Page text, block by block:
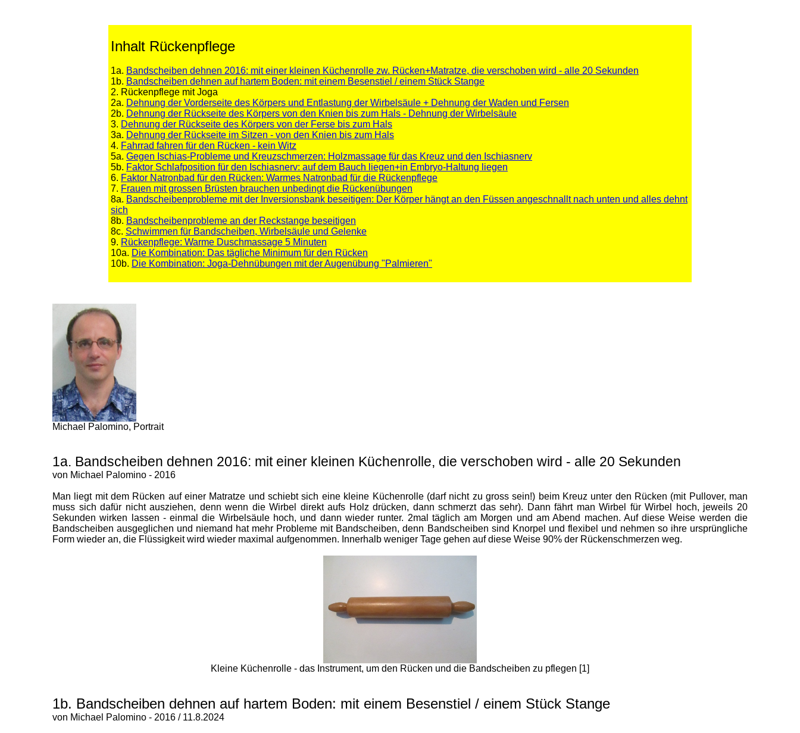
Inhalt Rückenpflege
1a. Bandscheiben dehnen 2016: mit einer kleinen Küchenrolle zw. Rücken+Matratze, die verschoben wird - alle 20 Sekunden
1b. Bandscheiben dehnen auf hartem Boden: mit einem Besenstiel / einem Stück Stange
2. Rückenpflege mit Joga
2a. Dehnung der Vorderseite des Körpers und Entlastung der Wirbelsäule + Dehnung der Waden und Fersen
2b. Dehnung der Rückseite des Körpers von den Knien bis zum Hals - Dehnung der Wirbelsäule
3. Dehnung der Rückseite des Körpers von der Ferse bis zum Hals
3a. Dehnung der Rückseite im Sitzen - von den Knien bis zum Hals
4. Fahrrad fahren für den Rücken - kein Witz
5a. Gegen Ischias-Probleme und Kreuzschmerzen: Holzmassage für das Kreuz und den Ischiasnerv
5b. Faktor Schlafposition für den Ischiasnerv: auf dem Bauch liegen+in Embryo-Haltung liegen
6. Faktor Natronbad für den Rücken: Warmes Natronbad für die Rückenpflege
7. Frauen mit grossen Brüsten brauchen unbedingt die Rückenübungen
8a. Bandscheibenprobleme mit der Inversionsbank beseitigen: Der Körper hängt an den Füssen angeschnallt nach unten und alles dehnt
sich
8b. Bandscheibenprobleme an der Reckstange beseitigen
8c. Schwimmen für Bandscheiben, Wirbelsäule und Gelenke
9. Rückenpflege: Warme Duschmassage 5 Minuten
10a. Die Kombination: Das tägliche Minimum für den Rücken
10b. Die Kombination: Joga-Dehnübungen mit der Augenübung "Palmieren"
Michael Palomino, Portrait
1a. Bandscheiben dehnen 2016: mit einer kleinen Küchenrolle, die verschoben wird - alle 20 Sekunden
von Michael Palomino - 2016
Man liegt mit dem Rücken auf einer Matratze und schiebt sich eine kleine Küchenrolle (darf nicht zu gross sein!) beim Kreuz unter den Rücken (mit Pullover, man
muss sich dafür nicht ausziehen, denn wenn die Wirbel direkt aufs Holz drücken, dann schmerzt das sehr). Dann fährt man Wirbel für Wirbel hoch, jeweils 20
Sekunden wirken lassen - einmal die Wirbelsäule hoch, und dann wieder runter. 2mal täglich am Morgen und am Abend machen. Auf diese Weise werden die
Bandscheiben ausgeglichen und niemand hat mehr Probleme mit Bandscheiben, denn Bandscheiben sind Knorpel und flexibel und nehmen so ihre ursprüngliche
Form wieder an, die Flüssigkeit wird wieder maximal aufgenommen. Innerhalb weniger Tage gehen auf diese Weise 90% der Rückenschmerzen weg.
Kleine Küchenrolle - das Instrument, um den Rücken und die Bandscheiben zu pflegen [1]
1b. Bandscheiben dehnen auf hartem Boden: mit einem Besenstiel / einem Stück Stange
von Michael Palomino - 2016 / 11.8.2024